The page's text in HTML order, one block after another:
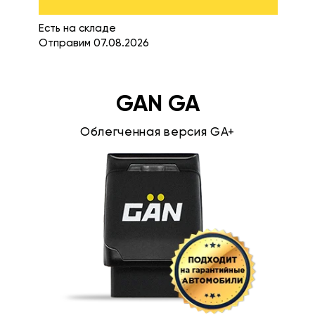
Есть на складе
Отправим 07.08.2026
GAN GA
Облегченная версия GA+